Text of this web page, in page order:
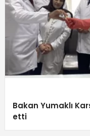
Bakan Yumaklı
etti